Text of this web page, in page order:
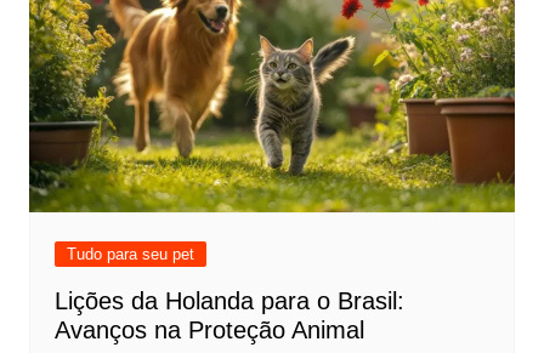
Tudo para seu pet
Lições da Holanda para o Brasil:
Avanços na Proteção Animal